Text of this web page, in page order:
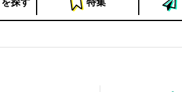
を探す 特集